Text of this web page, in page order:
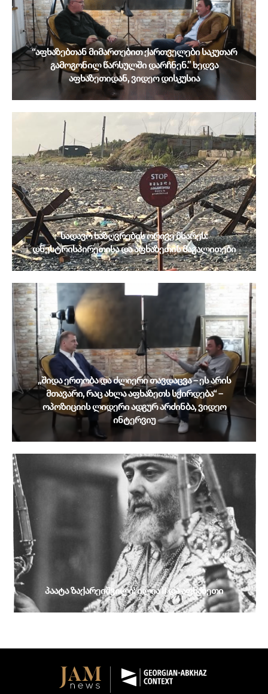
“აფხაზებთან მიმართებით ქართველები საკუთარ
გამოგონილ წარსულში დარჩნენ.” ხედვა
აფხაზეთიდან, ვიდეო დისკუსია
სადავო საზღვრების ორივე მხარეს:
დნესტრისპირეთისა და აფხაზეთის მაგალითები
„შიდა ერთობა და ძლიერი თავდაცვა – ეს არის
მთავარი, რაც ახლა აფხაზეთს სჭირდება“ –
ოპოზიციის ლიდერი ადგურ არძინბა, ვიდეო
ინტერვიუ
პაატა ზაქარეიშვილი: ილია II და აფხაზეთი